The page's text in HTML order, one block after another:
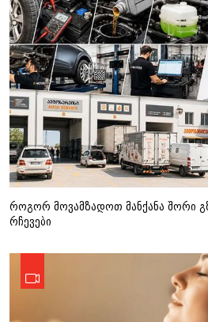
როგორ მოვამზადოთ მანქანა შორი
რჩევები